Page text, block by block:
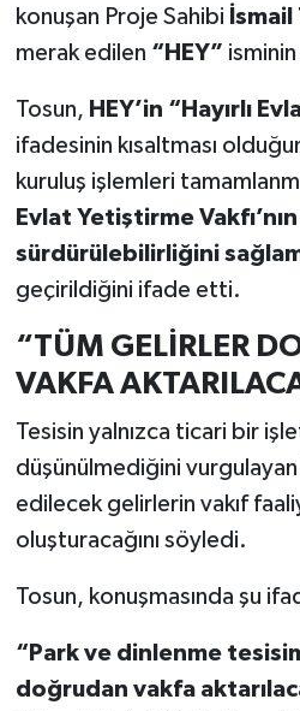
konuşan Proje Sahibi İsmail
merak edilen “HEY” isminin
Tosun, HEY’in “Hayırlı
ifadesinin kısaltması
kuruluş işlemleri
Evlat Yetiştirme
sürdürülebilirliğini
geçirildiğini ifade etti.
“TÜM GELİRLER
VAKFA
Tesisin yalnızca ticari bir
düşünülmediğini
edilecek gelirlerin vakıf
oluşturacağını söyledi.
Tosun, konuşmasında şu
“Park ve dinlenme
doğrudan vakfa
Teknoloji
Vasıta
Yaşam